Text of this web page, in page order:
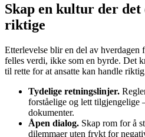
Skap en kultur der
riktige
Etterlevelse blir en del av hverdagen
felles verdi, ikke som en byrde. Det
til rette for at ansatte kan handle
Tydelige retningslinjer.
forståelige og lett tilgjengelige
dokumenter.
Åpen dialog. Skap rom for å
dilemmaer uten frykt for